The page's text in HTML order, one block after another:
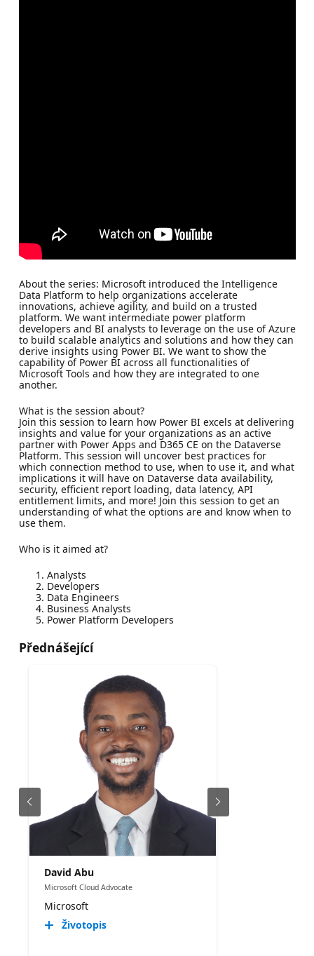
About the series: Microsoft introduced the Intelligence
Data Platform to help organizations accelerate
innovations, achieve agility, and build on a trusted
platform. We want intermediate power platform
developers and BI analysts to leverage on the use of Azure
to build scalable analytics and solutions and how they can
derive insights using Power BI. We want to show the
capability of Power BI across all functionalities of
Microsoft Tools and how they are integrated to one
another.
What is the session about?
Join this session to learn how Power BI excels at delivering
insights and value for your organizations as an active
partner with Power Apps and D365 CE on the Dataverse
Platform. This session will uncover best practices for
which connection method to use, when to use it, and what
implications it will have on Dataverse data availability,
security, efficient report loading, data latency, API
entitlement limits, and more! Join this session to get an
understanding of what the options are and know when to
use them.
Who is it aimed at?
Analysts
Developers
Data Engineers
Business Analysts
Power Platform Developers
Přednášející
David Abu
Microsoft Cloud Advocate
Microsoft
Životopis